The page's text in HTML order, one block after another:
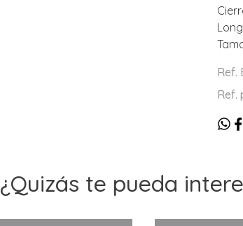
Ref.
Ref.
¿Quizás te pueda